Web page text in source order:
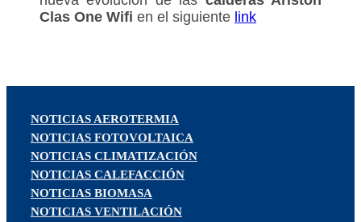
Clas One Wifien el siguiente link
NOTICIAS AEROTERMIA
NOTICIAS FOTOVOLTAICA
NOTICIAS CLIMATIZACIÓN
NOTICIAS CALEFACCIÓN
NOTICIAS BIOMASA
NOTICIAS VENTILACIÓN